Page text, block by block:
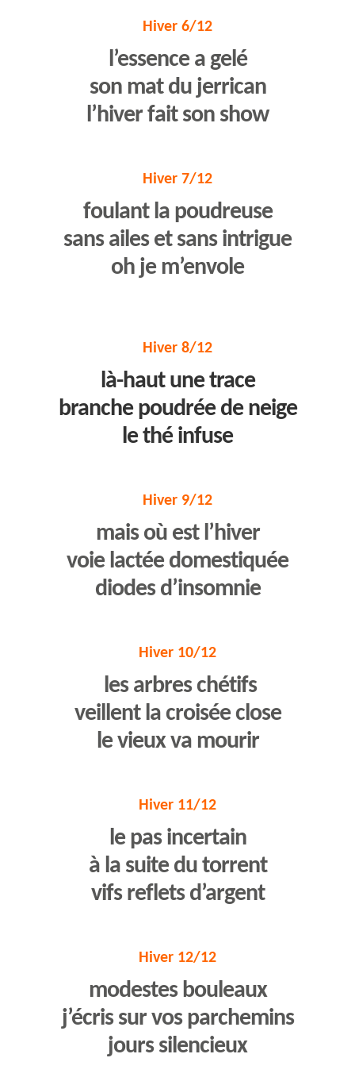
Hiver 6/12
l’essence a gelé
son mat du jerrican
l’hiver fait son show
Hiver 7/12
foulant la poudreuse
sans ailes et sans intrigue
oh je m’envole
Hiver 8/12
là-haut une trace
branche poudrée de neige
le thé infuse
Hiver 9/12
mais où est l’hiver
voie lactée domestiquée
diodes d’insomnie
Hiver 10/12
les arbres chétifs
veillent la croisée close
le vieux va mourir
Hiver 11/12
le pas incertain
à la suite du torrent
vifs reflets d’argent
Hiver 12/12
modestes bouleaux
j’écris sur vos parchemins
jours silencieux